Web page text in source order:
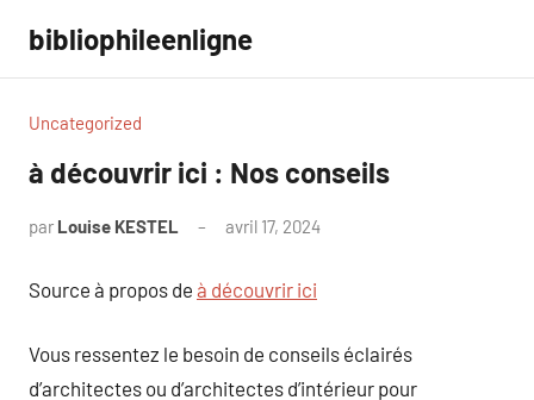
contenu
bibliophileenligne
Uncategorized
à découvrir ici : Nos conseils
par Louise KESTEL avril 17, 2024
Source à propos de à découvrir ici
Vous ressentez le besoin de conseils éclairés
d’architectes ou d’architectes d’intérieur pour